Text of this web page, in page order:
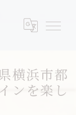
横浜市都
ンを楽し